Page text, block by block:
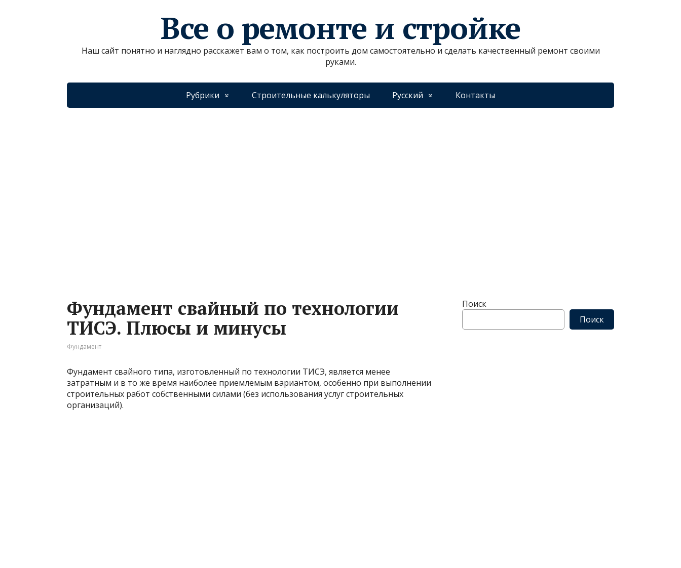
Все о ремонте и стройке
Наш сайт понятно и наглядно расскажет вам о том, как построить дом самостоятельно и сделать качественный ремонт своими
руками.
Рубрики Строительные калькуляторы Русский Контакты
Фундамент свайный по технологии
ТИСЭ. Плюсы и минусы
Фундамент
Фундамент свайного типа, изготовленный по технологии ТИСЭ, является менее
затратным и в то же время наиболее приемлемым вариантом, особенно при выполнении
строительных работ собственными силами (без использования услуг строительных
организаций).
Поиск
Поиск